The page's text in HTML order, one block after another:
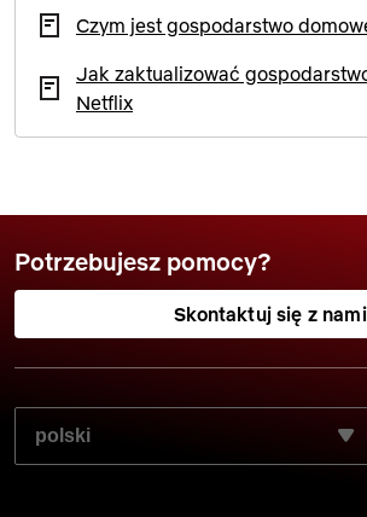
Czym jest gospodarstwo
Jak zaktualizować
Netflix
Potrzebujesz pomocy?
Skontaktuj się z nami
WYBIERZ PREFEROWANY JĘZYK: